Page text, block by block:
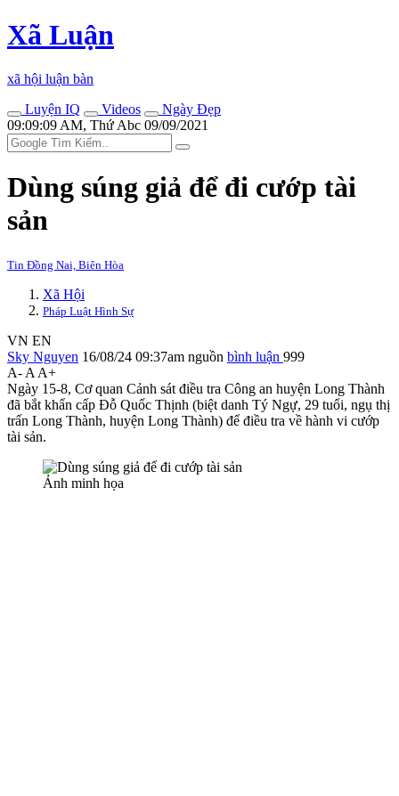
Xã Luận
xã hội luận bàn
Luyện IQ
Videos
Ngày Đẹp
09:09:09 AM, Thứ Abc 09/09/2021
Dùng súng giả để đi cướp tài
sản
Tin Đồng Nai, Biên Hòa
Xã Hội
Pháp Luật Hình Sự
VN EN
Sky Nguyen 16/08/24 09:37am nguồn bình luận 999
A- A A+
Ngày 15-8, Cơ quan Cảnh sát điều tra Công an huyện Long Thành
đã bắt khẩn cấp Đỗ Quốc Thịnh (biệt danh Tý Ngự, 29 tuổi, ngụ thị
trấn Long Thành, huyện Long Thành) để điều tra về hành vi cướp
tài sản.
Ảnh minh họa